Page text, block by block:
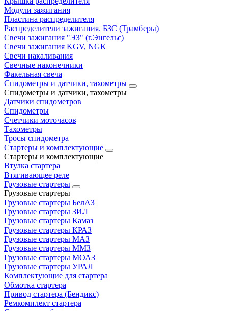
Модули зажигания
Пластина распределителя
Распределители зажигания. БЗС (Трамберы)
Свечи зажигания "ЭЗ" (г.Энгельс)
Свечи зажигания KGV, NGK
Свечи накаливания
Свечные наконечники
Факельная свеча
Спидометры и датчики, тахометры
Спидометры и датчики, тахометры
Датчики спидометров
Спидометры
Счетчики моточасов
Тахометры
Тросы спидометра
Стартеры и комплектующие
Стартеры и комплектующие
Втулка стартера
Втягивающее реле
Грузовые стартеры
Грузовые стартеры
Грузовые стартеры БелАЗ
Грузовые стартеры ЗИЛ
Грузовые стартеры Камаз
Грузовые стартеры КРАЗ
Грузовые стартеры МАЗ
Грузовые стартеры ММЗ
Грузовые стартеры МОАЗ
Грузовые стартеры УРАЛ
Комплектующие для стартера
Обмотка стартера
Привод стартера (Бендикс)
Ремкомплект стартера